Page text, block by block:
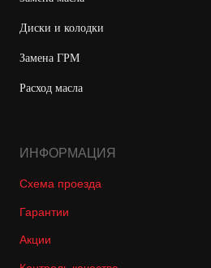
Диски и колодки
Замена ГРМ
Расход масла
ИНФОРМАЦИЯ
Схема проезда
Гарантии
Акции